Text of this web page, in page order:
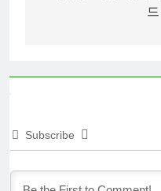
드
Subscribe